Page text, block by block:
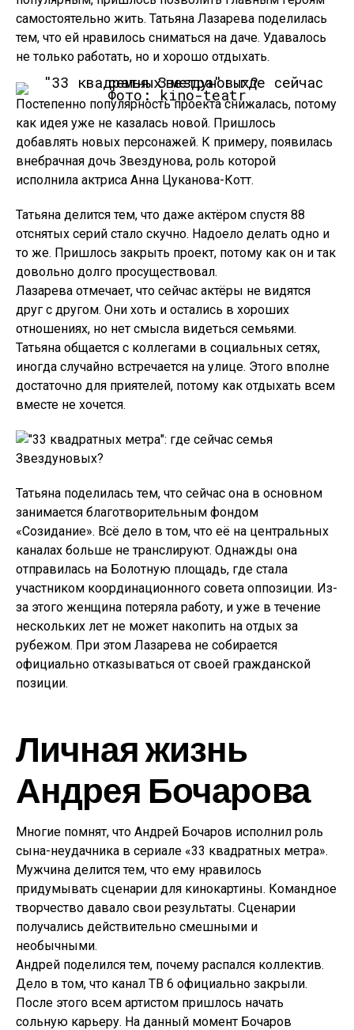
самостоятельно жить. Татьяна Лазарева поделилась
тем, что ей нравилось сниматься на даче. Удавалось
не только работать, но и хорошо отдыхать.
Фото: kino-teatr
Постепенно популярность проекта снижалась, потому
как идея уже не казалась новой. Пришлось
добавлять новых персонажей. К примеру, появилась
внебрачная дочь Звездунова, роль которой
исполнила актриса Анна Цуканова-Котт.
Татьяна делится тем, что даже актёром спустя 88
отснятых серий стало скучно. Надоело делать одно и
то же. Пришлось закрыть проект, потому как он и так
довольно долго просуществовал.
Лазарева отмечает, что сейчас актёры не видятся
друг с другом. Они хоть и остались в хороших
отношениях, но нет смысла видеться семьями.
Татьяна общается с коллегами в социальных сетях,
иногда случайно встречается на улице. Этого вполне
достаточно для приятелей, потому как отдыхать всем
вместе не хочется.
Татьяна поделилась тем, что сейчас она в основном
занимается благотворительным фондом
«Созидание». Всё дело в том, что её на центральных
каналах больше не транслируют. Однажды она
отправилась на Болотную площадь, где стала
участником координационного совета оппозиции. Из-
за этого женщина потеряла работу, и уже в течение
нескольких лет не может накопить на отдых за
рубежом. При этом Лазарева не собирается
официально отказываться от своей гражданской
позиции.
Личная жизнь
Андрея Бочарова
Многие помнят, что Андрей Бочаров исполнил роль
сына-неудачника в сериале «33 квадратных метра».
Мужчина делится тем, что ему нравилось
придумывать сценарии для кинокартины. Командное
творчество давало свои результаты. Сценарии
получались действительно смешными и
необычными.
Андрей поделился тем, почему распался коллектив.
Дело в том, что канал ТВ 6 официально закрыли.
После этого всем артистом пришлось начать
сольную карьеру. На данный момент Бочаров